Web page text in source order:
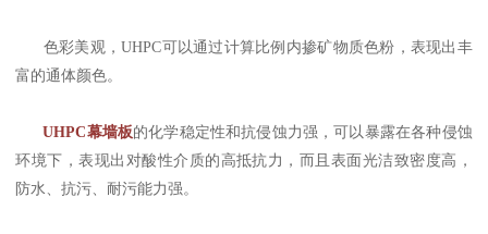
色彩美观，UHPC可以通过计算比例内掺矿物质色粉，表现出丰
富的通体颜色。
UHPC幕墙板的化学稳定性和抗侵蚀力强，可以暴露在各种侵蚀
环境下，表现出对酸性介质的高抵抗力，而且表面光洁致密度高，
防水、抗污、耐污能力强。